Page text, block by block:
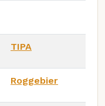
TIPA
Roggebier